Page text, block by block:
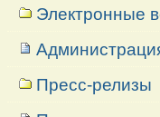
Электронные
Пресс-релизы